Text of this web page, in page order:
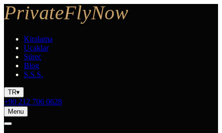
Kiralama
Uçaklar
Süreç
Blog
S.S.S.
TR▾
+90 212 706 0628
Menu